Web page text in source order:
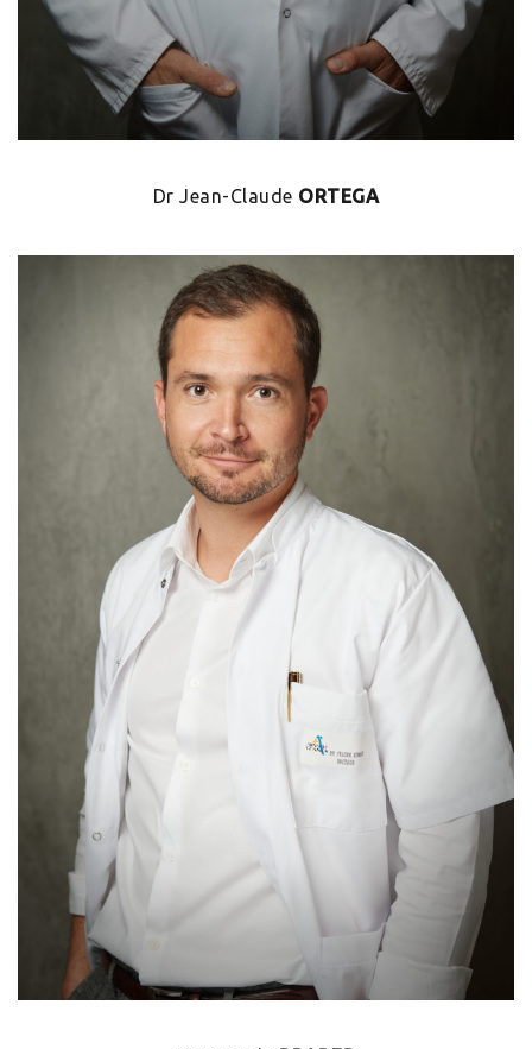
Dr Jean-Claude ORTEGA